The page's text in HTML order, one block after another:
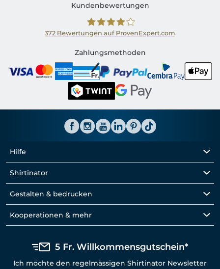
Kundenbewertungen
Shirtinator CH
372 Bewertungen auf ProvenExpert.com
Zahlungsmethoden
Hilfe
Shirtinator
Gestalten & bedrucken
Kooperationen & mehr
5 Fr. Willkommensgutschein*
Ich möchte den regelmässigen Shirtinator Newsletter